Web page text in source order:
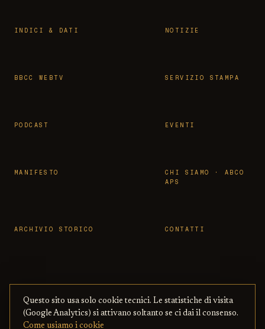
INDICI & DATI NOTIZIE
BBCC WEBTV SERVIZIO STAMPA
PODCAST EVENTI
MANIFESTO
CHI SIAMO · ABCO
APS
ARCHIVIO STORICO CONTATTI
© 2026 OSSERVATORIO BBCC ·
ASSOCIAZIONE ABCO APS— CON BENI
CULTURALI ONLINE
PRIVACY
·COOKIE·
Questo sito usa solo cookie tecnici. Le statistiche di visita
(Google Analytics) si attivano soltanto se ci dai il consenso.
Come usiamo i cookie